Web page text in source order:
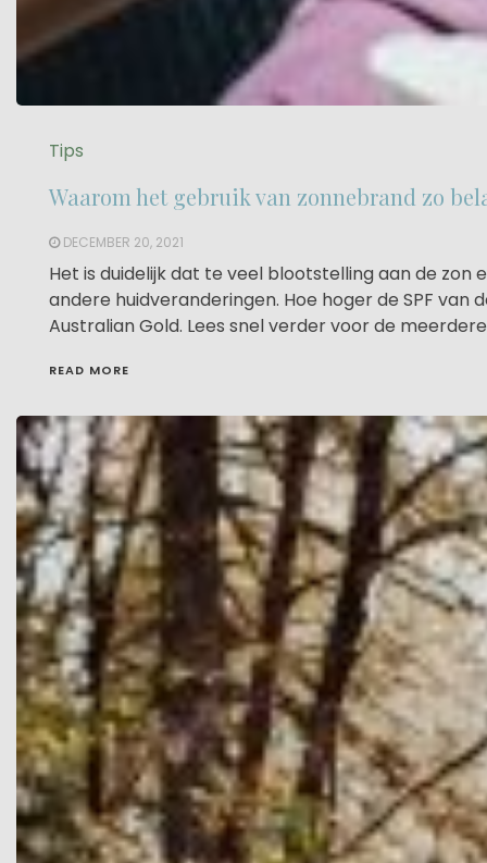
Tips
Waarom het gebruik van zonnebrand zo
DECEMBER 20, 2021
Het is duidelijk dat te veel blootstelling aan de
andere huidveranderingen. Hoe hoger de SPF
Australian Gold. Lees snel verder voor de
READ MORE